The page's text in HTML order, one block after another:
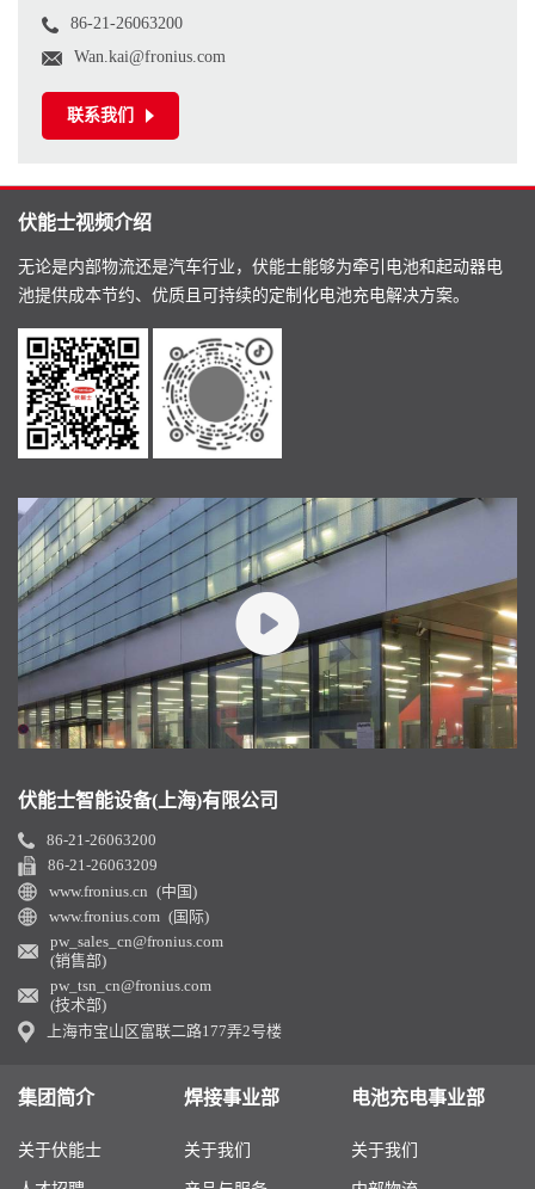
86-21-26063200
Wan.kai@fronius.com
联系我们
伏能士视频介绍
无论是内部物流还是汽车行业，伏能士能够为牵引电池和起动器电
池提供成本节约、优质且可持续的定制化电池充电解决方案。
伏能士智能设备(上海)有限公司
86-21-26063200
86-21-26063209
www.fronius.cn (中国)
www.fronius.com (国际)
pw_sales_cn@fronius.com
(销售部)
pw_tsn_cn@fronius.com
(技术部)
上海市宝山区富联二路177弄2号楼
集团简介
关于伏能士
焊接事业部
关于我们
电池充电事业部
关于我们